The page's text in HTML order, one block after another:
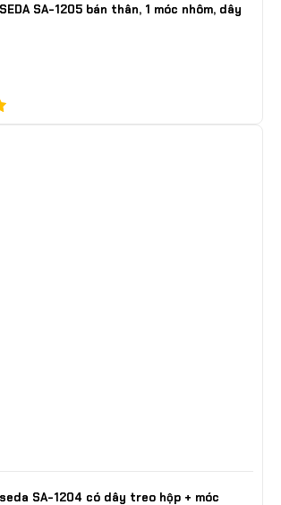
SA-1205 bán thân, 1 móc nhôm, dây